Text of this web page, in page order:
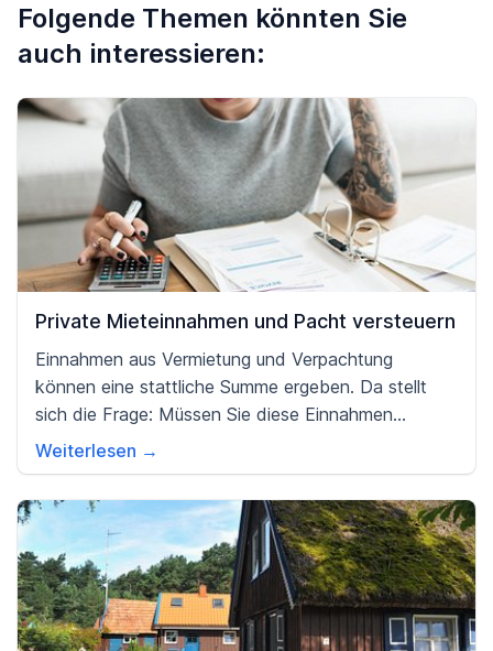
Folgende Themen könnten Sie
auch interessieren:
Private Mieteinnahmen und Pacht versteuern
Einnahmen aus Vermietung und Verpachtung
können eine stattliche Summe ergeben. Da stellt
sich die Frage: Müssen Sie diese Einnahmen
versteuern? Gibt es Werbungskosten, die Sie
geltend machen können? Wir bieten Ihnen eine
Übersicht über die wichtigsten Aspekte.
Weiterlesen →